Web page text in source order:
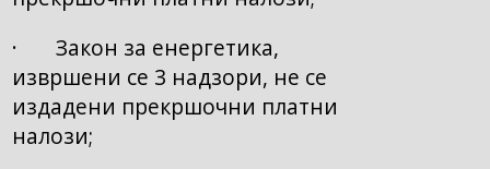
· Закон за енергетика,
извршени се 3 надзори, не се
издадени прекршочни платни
налози;